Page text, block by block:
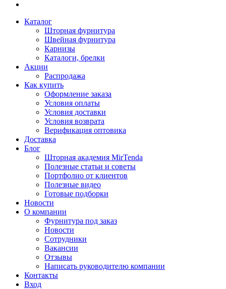
Каталог
Шторная фурнитура
Швейная фурнитура
Карнизы
Каталоги, брелки
Акции
Распродажа
Как купить
Оформление заказа
Условия оплаты
Условия доставки
Условия возврата
Верификация оптовика
Доставка
Блог
Шторная академия MirTenda
Полезные статьи и советы
Портфолио от клиентов
Полезные видео
Готовые подборки
Новости
О компании
Фурнитура под заказ
Новости
Сотрудники
Вакансии
Отзывы
Написать руководителю компании
Контакты
Вход